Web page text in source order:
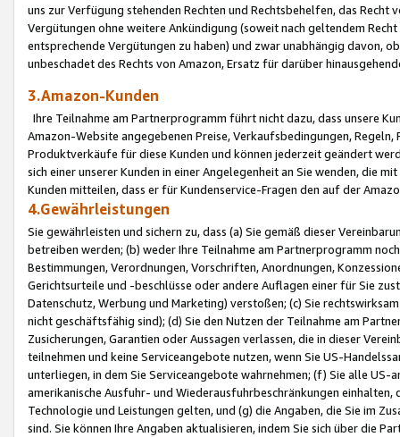
uns zur Verfügung stehenden Rechten und Rechtsbehelfen, das
Vergütungen ohne weitere Ankündigung (soweit nach geltendem
entsprechende Vergütungen zu haben) und zwar unabhängig davon,
unbeschadet des Rechts von Amazon, Ersatz für darüber
3.Amazon-Kunden
Ihre Teilnahme am Partnerprogramm führt nicht dazu, dass unsere
Amazon-Website angegebenen Preise, Verkaufsbedingungen,
Produktverkäufe für diese Kunden und können jederzeit geändert
sich einer unserer Kunden in einer Angelegenheit an Sie wenden, die
Kunden mitteilen, dass er für Kundenservice-Fragen den auf der
4.Gewährleistungen
Sie gewährleisten und sichern zu, dass (a) Sie gemäß dieser
betreiben werden; (b) weder Ihre Teilnahme am Partnerprogramm
Bestimmungen, Verordnungen, Vorschriften, Anordnungen,
Gerichtsurteile und -beschlüsse oder andere Auflagen einer für Sie
Datenschutz, Werbung und Marketing) verstoßen; (c) Sie
nicht geschäftsfähig sind); (d) Sie den Nutzen der Teilnahme am
Zusicherungen, Garantien oder Aussagen verlassen, die in dieser
teilnehmen und keine Serviceangebote nutzen, wenn Sie US-
unterliegen, in dem Sie Serviceangebote wahrnehmen; (f) Sie alle
amerikanische Ausfuhr- und Wiederausfuhrbeschränkungen
Technologie und Leistungen gelten, und (g) die Angaben, die Sie im
sind. Sie können Ihre Angaben aktualisieren, indem Sie sich über die